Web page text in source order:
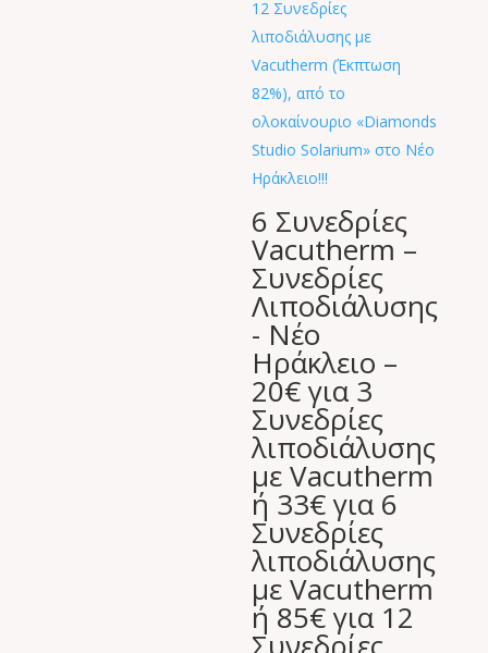
6 Συνεδρίες
Vacutherm –
Συνεδρίες
Λιποδιάλυσης
- Νέο
Ηράκλειο –
20€ για 3
Συνεδρίες
λιποδιάλυσης
με Vacutherm
ή 33€ για 6
Συνεδρίες
λιποδιάλυσης
με Vacutherm
ή 85€ για 12